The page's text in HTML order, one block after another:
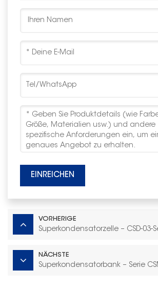
EINREICHEN
VORHERIGE
Superkondensatorzelle – CSD-03-
NÄCHSTE
Superkondensatorbank – Serie